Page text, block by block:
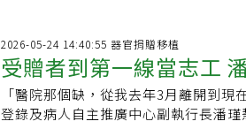
2026-05-24 14:40:55 器官捐贈移植
受贈者到第一線當志工
性最良善的樣子
「醫院那個缺，從我去年3月離開到
登錄及病人自主推廣中心副執行長潘